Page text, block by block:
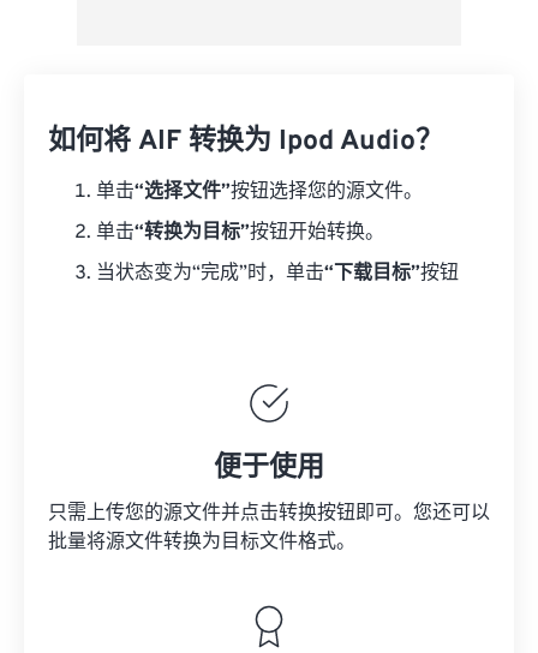
如何将 AIF 转换为 Ipod Audio？
单击“选择文件”按钮选择您的源文件。
单击“转换为目标”按钮开始转换。
当状态变为“完成”时，单击“下载目标”按钮
便于使用
只需上传您的源文件并点击转换按钮即可。您还可以
批量将源文件转换为目标文件格式。